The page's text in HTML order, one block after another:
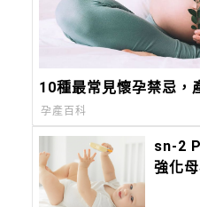
10種最常見懷孕禁忌，
孕產百科
sn-2
強化